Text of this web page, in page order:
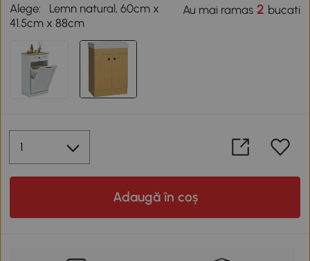
Alege:
Lemn natural, 60cm x
41.5cm x 88cm
Au mai ramas2 bucati
Adaugă în coș